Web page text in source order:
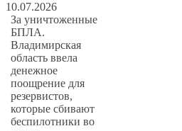
10.07.2026
За уничтоженные
БПЛА.
Владимирская
область ввела
денежное
поощрение для
резервистов,
которые сбивают
беспилотники во